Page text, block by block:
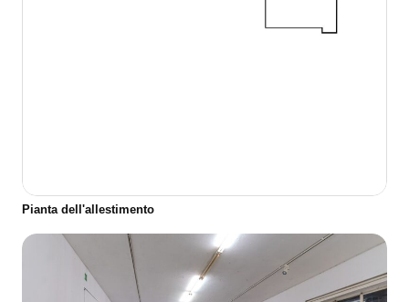
Pianta dell'allestimento